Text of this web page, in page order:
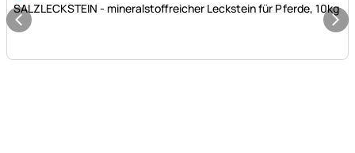
SALZLECKSTEIN - mineralstoffreicher Leckstein für Pferde, 10kg